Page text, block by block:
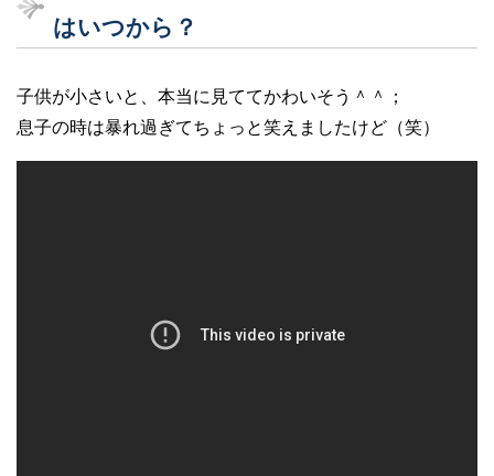
はいつから？
子供が小さいと、本当に見ててかわいそう＾＾；
息子の時は暴れ過ぎてちょっと笑えましたけど（笑）